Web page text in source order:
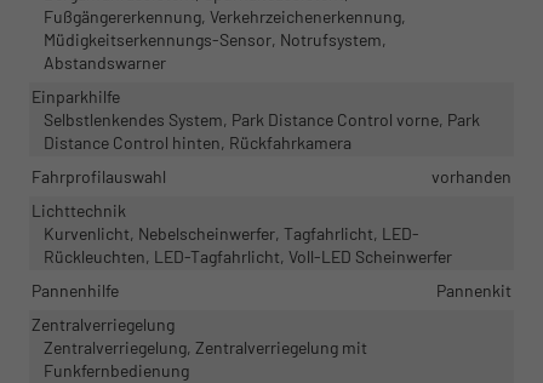
Fußgängererkennung, Verkehrzeichenerkennung,
Müdigkeitserkennungs-Sensor, Notrufsystem,
Abstandswarner
Einparkhilfe
Selbstlenkendes System, Park Distance Control vorne, Park
Distance Control hinten, Rückfahrkamera
Fahrprofilauswahl
vorhanden
Lichttechnik
Kurvenlicht, Nebelscheinwerfer, Tagfahrlicht, LED-
Rückleuchten, LED-Tagfahrlicht, Voll-LED Scheinwerfer
Pannenhilfe
Pannenkit
Zentralverriegelung
Zentralverriegelung, Zentralverriegelung mit
Funkfernbedienung